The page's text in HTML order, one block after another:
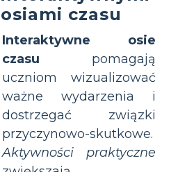
osiami czasu
Interaktywne osie
czasu pomagają
uczniom wizualizować
ważne wydarzenia i
dostrzegać związki
przyczynowo-skutkowe.
Aktywności praktyczne